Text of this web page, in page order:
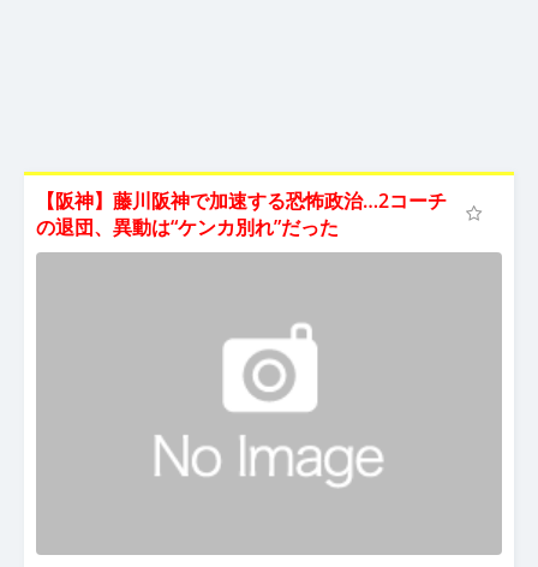
【阪神】藤川阪神で加速する恐怖政治…2コーチ
の退団、異動は“ケンカ別れ”だった